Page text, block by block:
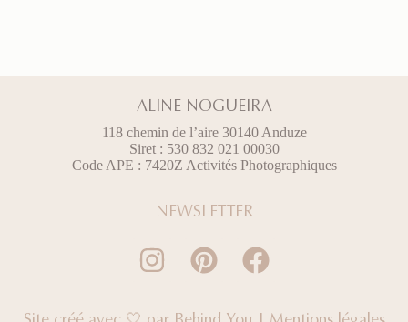
ALINE NOGUEIRA
118 chemin de l’aire 30140 Anduze
Siret : 530 832 021 00030
Code APE : 7420Z Activités Photographiques
NEWSLETTER